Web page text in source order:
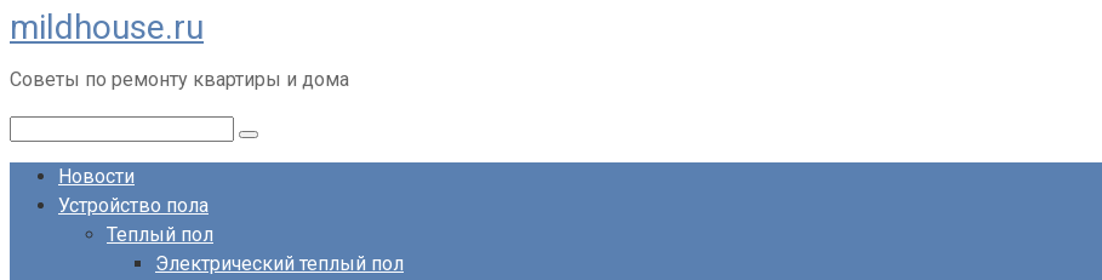
Перейти
к
контенту
mildhouse.ru
Советы по ремонту квартиры и дома
Новости
Устройство пола
Теплый пол
Электрический теплый пол